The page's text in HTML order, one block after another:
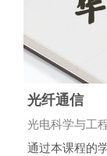
光纤通信
课程类别
光电科学与工
通过本课程的